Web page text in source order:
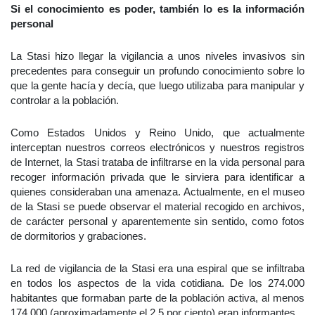
Si el conocimiento es poder, también lo es la información
personal
La Stasi hizo llegar la vigilancia a unos niveles invasivos sin
precedentes para conseguir un profundo conocimiento sobre lo
que la gente hacía y decía, que luego utilizaba para manipular y
controlar a la población.
Como Estados Unidos y Reino Unido, que actualmente
interceptan nuestros correos electrónicos y nuestros registros
de Internet, la Stasi trataba de infiltrarse en la vida personal para
recoger información privada que le sirviera para identificar a
quienes consideraban una amenaza. Actualmente, en el museo
de la Stasi se puede observar el material recogido en archivos,
de carácter personal y aparentemente sin sentido, como fotos
de dormitorios y grabaciones.
La red de vigilancia de la Stasi era una espiral que se infiltraba
en todos los aspectos de la vida cotidiana. De los 274.000
habitantes que formaban parte de la población activa, al menos